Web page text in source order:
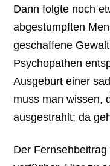
Dann folgte noch
abgestumpften
geschaffene
Psychopathen
Ausgeburt einer
muss man wissen,
ausgestrahlt; da
Der